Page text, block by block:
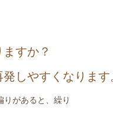
すか？
しやすくなります
りがあると、繰り